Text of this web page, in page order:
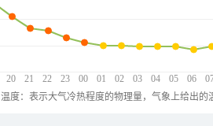
20 21 22 23 00 01 02 03 04 05 06
温度：表示大气冷热程度的物理量，气象上给出